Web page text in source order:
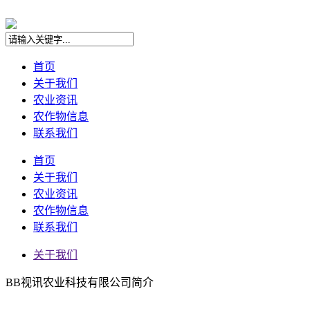
首页
关于我们
农业资讯
农作物信息
联系我们
首页
关于我们
农业资讯
农作物信息
联系我们
关于我们
BB视讯农业科技有限公司简介